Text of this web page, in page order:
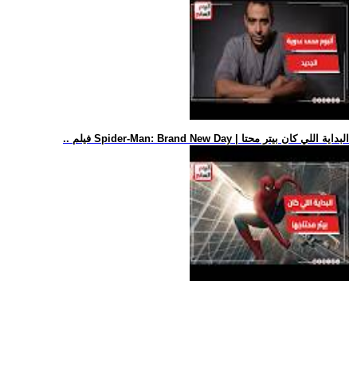
.. فيلم Spider-Man: Brand New Day | البداية اللي كان بيتر محتا